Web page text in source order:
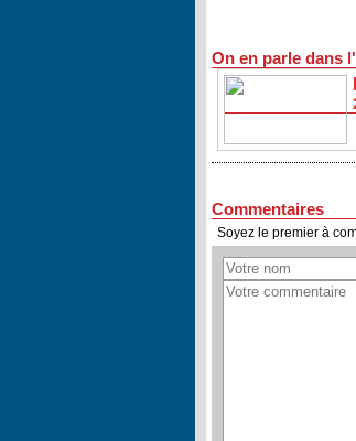
On en parle dans
Commentaires
Soyez le premier à